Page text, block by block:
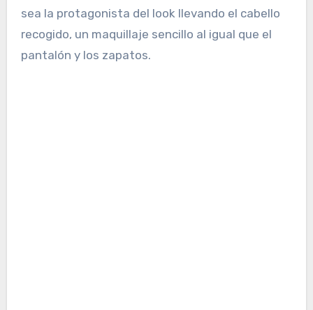
sea la protagonista del look llevando el cabello
recogido, un maquillaje sencillo al igual que el
pantalón y los zapatos.